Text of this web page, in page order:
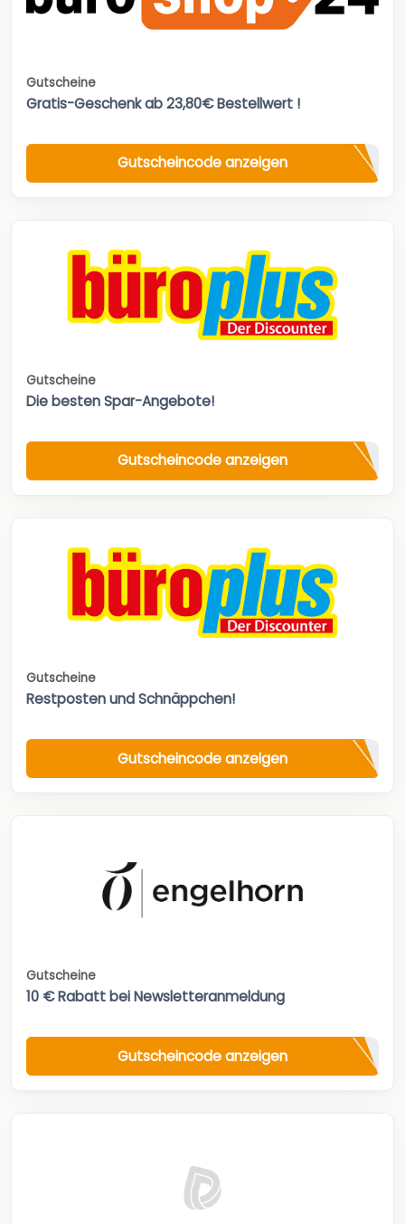
Gutscheine
Gratis-Geschenk ab 23,80€ Bestellwert !
Gutscheincode anzeigen
Gutscheine
Die besten Spar-Angebote!
Gutscheincode anzeigen
Gutscheine
Restposten und Schnäppchen!
Gutscheincode anzeigen
Gutscheine
10 € Rabatt bei Newsletteranmeldung
Gutscheincode anzeigen